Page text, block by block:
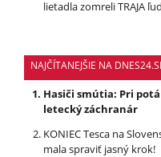
lietadla zomreli TRAJA
NAJČÍTANEJŠIE NA
Hasiči smútia: Pri
letecký záchranár
KONIEC Tesca na
mala spraviť jasný krok!